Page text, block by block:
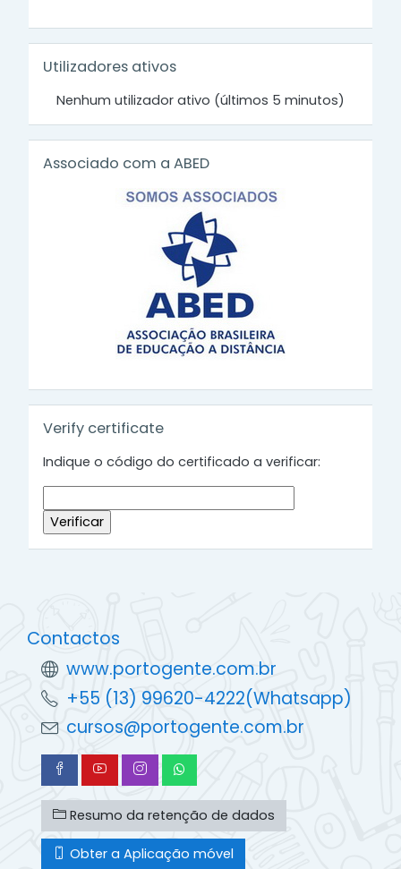
Utilizadores ativos
Nenhum utilizador ativo (últimos 5 minutos)
Associado com a ABED
Verify certificate
Indique o código do certificado a verificar:
Contactos
www.portogente.com.br
+55 (13) 99620-4222(Whatsapp)
cursos@portogente.com.br
Resumo da retenção de dados
Obter a Aplicação móvel